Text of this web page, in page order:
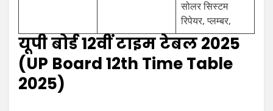
सोलर सिस्टम
रिपेयर, प्लम्बर,
यूपी बोर्ड 12वीं टाइम टेबल 2025
(UP Board 12th Time Table
2025)